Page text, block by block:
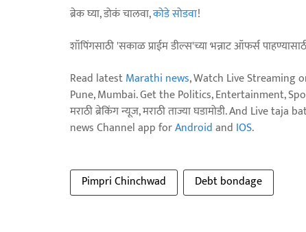
ब्रेक घ्या, डोकं चालवा,कोडे सोडवा!
शॉपिंगसाठी 'सकाळ प्राईम डील्स'च्या भन्नाट ऑफर्स
Read latestMarathi news, Watch Live Streaming
Pune, Mumbai. Get the Politics, Entertainment,
मराठी ब्रेकिंग न्यूज, मराठी ताज्या घडामोडी. And Live
news Channel app forAndroidand IOS.
Pimpri Chinchwad Debt bondage